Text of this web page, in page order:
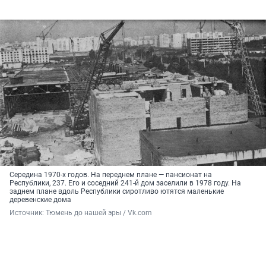
Середина 1970-х годов. На переднем плане — пансионат на
Республики, 237. Его и соседний 241-й дом заселили в 1978 году. На
заднем плане вдоль Республики сиротливо ютятся маленькие
деревенские дома
Источник: Тюмень до нашей эры / Vk.com